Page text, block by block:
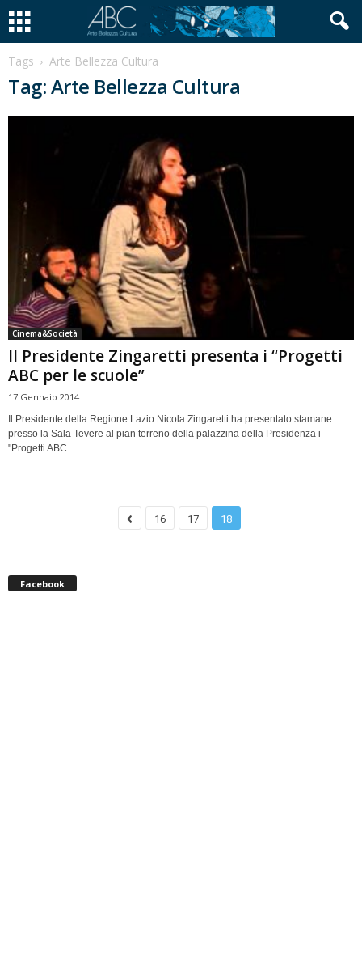
Tags Arte Bellezza Cultura
Tag: Arte Bellezza Cultura
Cinema&Società
Il Presidente Zingaretti presenta i “Progetti
ABC per le scuole”
17 Gennaio 2014
Il Presidente della Regione Lazio Nicola Zingaretti ha presentato stamane
presso la Sala Tevere al pian terreno della palazzina della Presidenza i
"Progetti ABC...
16 17 18
Facebook